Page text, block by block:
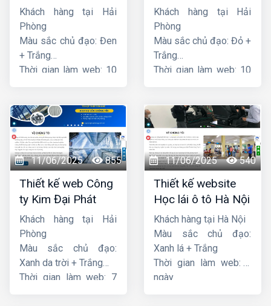
Khách hàng tại Hải
Phòng
Màu sắc chủ đạo: Đen
+ Trắng
Thời gian làm web: 10
nghệ PCCC Bắc Hà
Khách hàng tại Hải
Phòng
Màu sắc chủ đạo: Đỏ +
Trắng
Thời gian làm web: 10
11/06/2025 855
Thiết kế web Công
ty Kim Đại Phát
Khách hàng tại Hải
Phòng
Màu sắc chủ đạo:
Xanh da trời + Trắng
Thời gian làm web: 7
11/06/2025 540
Thiết kế website
Học lái ô tô Hà Nội
Khách hàng tại Hà Nội
Màu sắc chủ đạo:
Xanh lá + Trắng
Thời gian làm web: 7
ngày